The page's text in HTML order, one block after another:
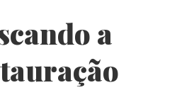
a